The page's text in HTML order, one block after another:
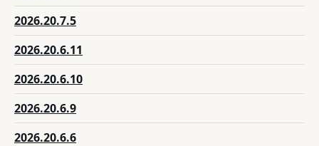
2026.20.7.5
2026.20.6.11
2026.20.6.10
2026.20.6.9
2026.20.6.6